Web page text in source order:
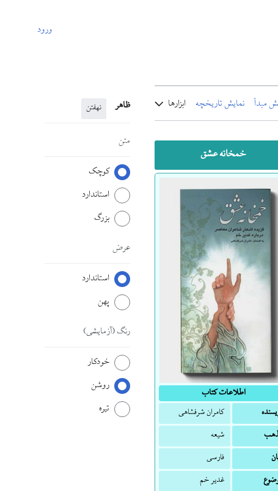
ورود
مبدأ نمایش تاریخچه ابزارها ظاهر نهفتن
متن
کوچک
استاندارد
بزرگ
عرض
استاندارد
پهن
رنگ(آزمایشی)
خودکار
روشن
تیره
خمخانه عشق
اطلاعات کتاب
کامران شرفشاهی
شیعه
فارسی
غدیر خم